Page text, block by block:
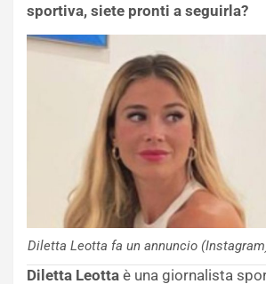
sportiva, siete pronti a seguirla?
Diletta Leotta fa un annuncio
Diletta Leotta è una giornalista